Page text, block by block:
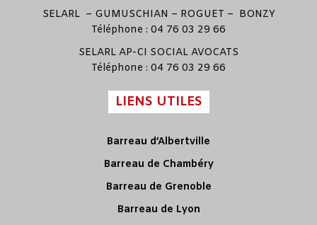
SELARL – GUMUSCHIAN – ROGUET – BONZY
Téléphone : 04 76 03 29 66
SELARL AP-CI SOCIAL AVOCATS
Téléphone : 04 76 03 29 66
LIENS UTILES
Barreau d’Albertville
Barreau de Chambéry
Barreau de Grenoble
Barreau de Lyon